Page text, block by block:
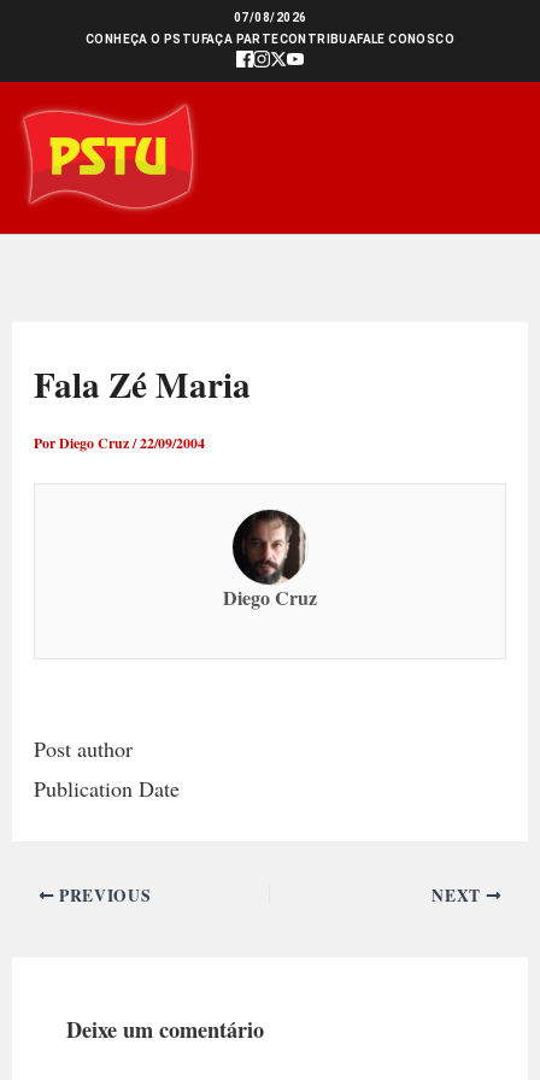
conteúdo
07/08/2026
CONHEÇA O PSTU FAÇA PARTECONTRIBUAFALE CONOSCO
Fala Zé Maria
PorDiego Cruz/22/09/2004
Diego Cruz
Post author
Publication Date
PREVIOUS NEXT
Deixe um comentário